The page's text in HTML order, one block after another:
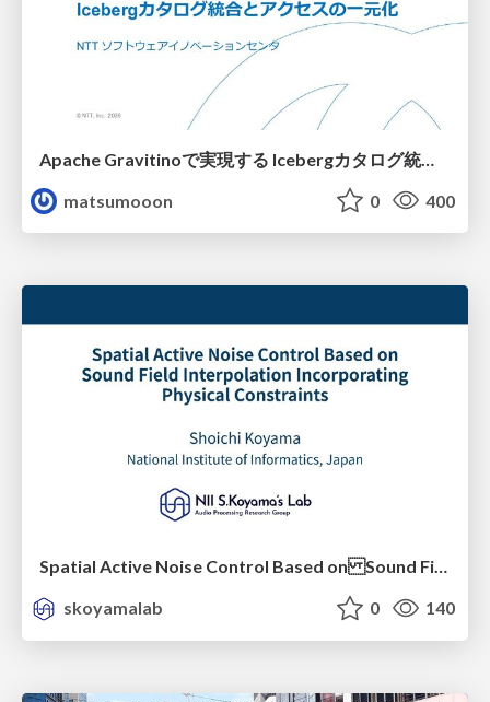
matsumooon
0 400
Spatial Active Noise Control Based on Sound Field Interpolation Incorporating Physical Constraints
skoyamalab
0 140